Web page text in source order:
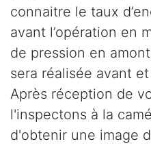
connaitre le taux
avant l’opération en
de pression en
sera réalisée avant
Après réception de
l'inspectons à la
d'obtenir une image